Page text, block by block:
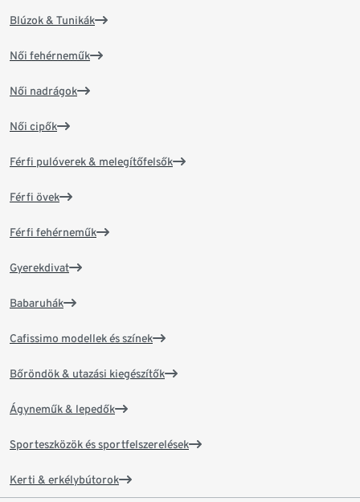
Blúzok & Tunikák
Női fehérneműk
Női nadrágok
Női cipők
Férfi pulóverek & melegítőfelsők
Férfi övek
Férfi fehérneműk
Gyerekdivat
Babaruhák
Cafissimo modellek és színek
Bőröndök & utazási kiegészítők
Ágyneműk & lepedők
Sporteszközök és sportfelszerelések
Kerti & erkélybútorok